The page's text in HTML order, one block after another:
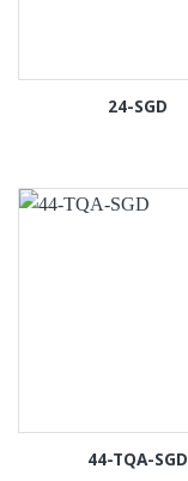
24-SGD
44-TQA-SGD